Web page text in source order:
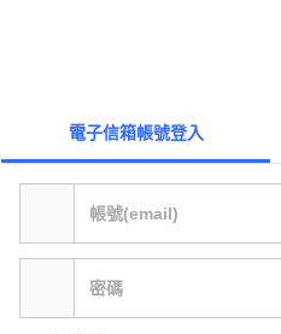
電子信箱帳號登入